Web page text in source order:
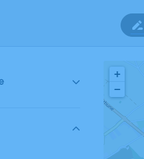
+
−